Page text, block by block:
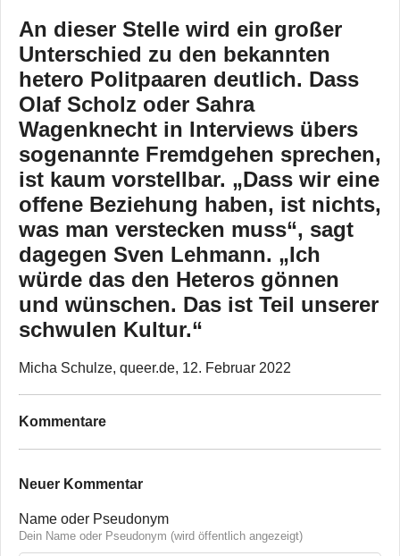
An dieser Stelle wird ein großer
Unterschied zu den bekannten
hetero Politpaaren deutlich. Dass
Olaf Scholz oder Sahra
Wagenknecht in Interviews übers
sogenannte Fremdgehen sprechen,
ist kaum vorstellbar. „Dass wir eine
offene Beziehung haben, ist nichts,
was man verstecken muss“, sagt
dagegen Sven Lehmann. „Ich
würde das den Heteros gönnen
und wünschen. Das ist Teil unserer
schwulen Kultur.“
Micha Schulze, queer.de, 12. Februar 2022
Kommentare
Neuer Kommentar
Name oder Pseudonym
Dein Name oder Pseudonym (wird öffentlich angezeigt)